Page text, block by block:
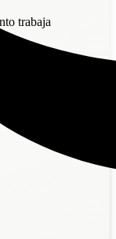
trabaja